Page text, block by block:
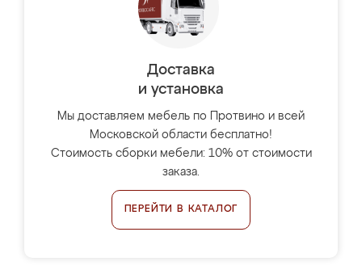
Доставка
и установка
Мы доставляем мебель по Протвино и всей
Московской области бесплатно!
Стоимость сборки мебели: 10% от стоимости
заказа.
ПЕРЕЙТИ В КАТАЛОГ